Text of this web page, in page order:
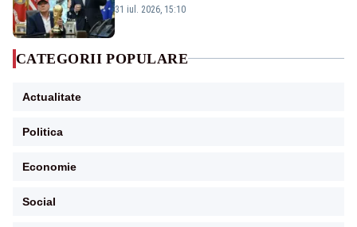
privind investitorii străini
31 iul. 2026, 15:10
CATEGORII POPULARE
Actualitate
Politica
Economie
Social